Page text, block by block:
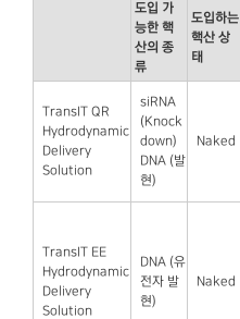
도입 가
능한 핵
산의 종
류
도입하는
핵산 상
태
TransIT QR
Hydrodynamic
Delivery
Solution
siRNA
(Knock
down)
DNA (발
현)
Naked
TransIT EE
Hydrodynamic
Delivery
Solution
DNA (유
전자 발
현)
Naked